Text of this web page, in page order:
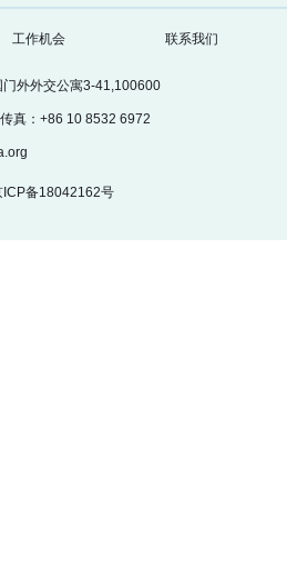
工作机会 联系我们
外外交公寓3-41,100600
真：+86 10 8532 6972
备18042162号